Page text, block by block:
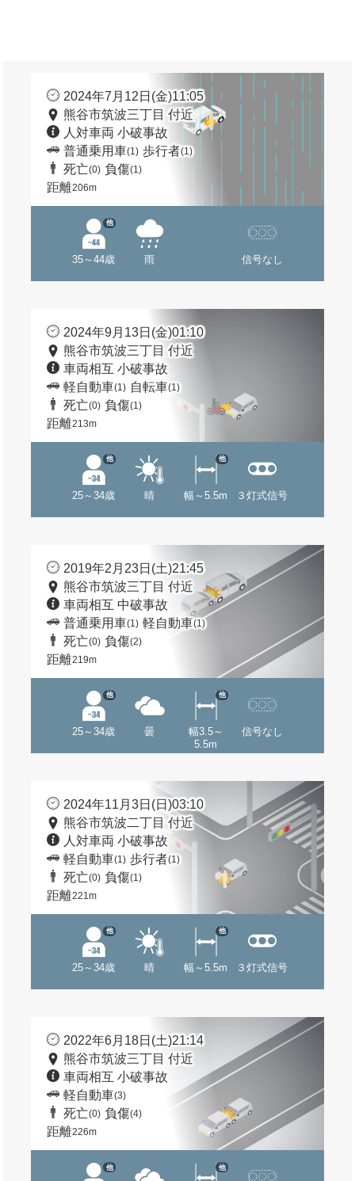
2024年7月12日(金)11:05
熊谷市筑波三丁目 付近
人対車両 小破事故
普通乗用車(1) 歩行者(1)
死亡(0) 負傷(1)
距離206m
35～44歳
他
雨 信号なし
2024年9月13日(金)01:10
熊谷市筑波三丁目 付近
車両相互 小破事故
軽自動車(1) 自転車(1)
死亡(0) 負傷(1)
距離213m
25～34歳
他
晴 幅～5.5m
他
３灯式信号
2019年2月23日(土)21:45
熊谷市筑波三丁目 付近
車両相互 中破事故
普通乗用車(1) 軽自動車(1)
死亡(0) 負傷(2)
距離219m
25～34歳
他
曇
幅3.5～
5.5m
他
信号なし
2024年11月3日(日)03:10
熊谷市筑波二丁目 付近
人対車両 小破事故
軽自動車(1) 歩行者(1)
死亡(0) 負傷(1)
距離221m
25～34歳
他
晴 幅～5.5m
他
３灯式信号
2022年6月18日(土)21:14
熊谷市筑波三丁目 付近
車両相互 小破事故
軽自動車(3)
死亡(0) 負傷(4)
距離226m
他 他